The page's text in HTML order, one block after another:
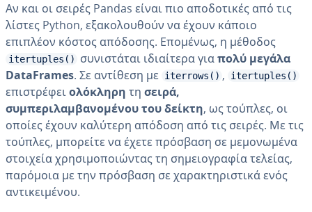
Αν και οι σειρές Pandas είναι πιο αποδοτικές από τις
λίστες Python, εξακολουθούν να έχουν κάποιο
επιπλέον κόστος απόδοσης. Επομένως, η μέθοδος
itertuples() συνιστάται ιδιαίτερα γιαπολύ μεγάλα
DataFrames. Σε αντίθεση με iterrows() , itertuples()
επιστρέφειολόκληρη τη σειρά,
συμπεριλαμβανομένου του δείκτη, ως τούπλες, οι
οποίες έχουν καλύτερη απόδοση από τις σειρές. Με τις
τούπλες, μπορείτε να έχετε πρόσβαση σε μεμονωμένα
στοιχεία χρησιμοποιώντας τη σημειογραφία τελείας,
παρόμοια με την πρόσβαση σε χαρακτηριστικά ενός
αντικειμένου.